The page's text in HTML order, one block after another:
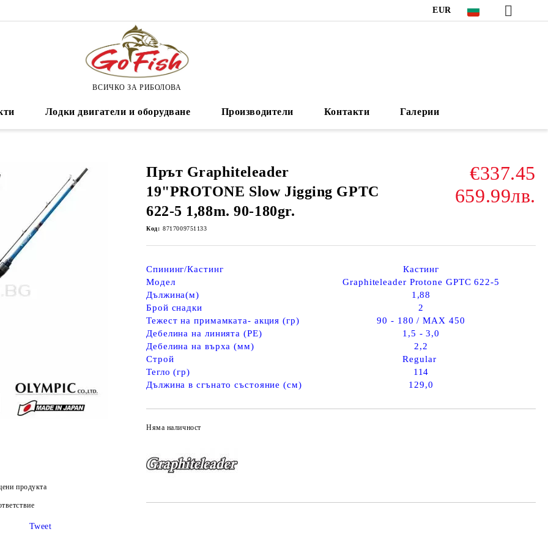
EUR
ВСИЧКО ЗА РИБОЛОВА
Лодки двигатели и оборудване Производители Контакти Галерии
Прът Graphiteleader
19"PROTONE Slow Jigging GPTC
622-5 1,88m. 90-180gr.
€337.45
659.99лв.
Код: 8717009751133
Спининг/Кастинг
Кастинг
Модел
Graphiteleader Protone GPTC 622-5
Дължина(м)
1,88
Брой снадки
2
Тежест на примамката- акция (гр)
90 - 180 / MAX 450
Дебелина на линията (PE)
1,5 - 3,0
Дебелина на върха (мм)
2,2
Строй
Regular
Тегло (гр)
114
Дължина в сгънато състояние (см)
129,0
Няма наличност
продукта
Tweet